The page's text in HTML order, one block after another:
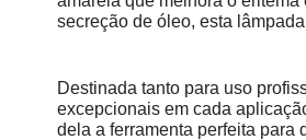
secreção de óleo, esta
Destinada tanto para uso
excepcionais em cada
dela a ferramenta perfeita para